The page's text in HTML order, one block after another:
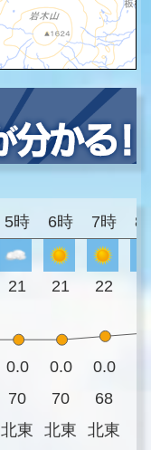
5時 6時 7時 8
21 21 22
0.0 0.0 0.0
70 70 68
北東 北東 北東